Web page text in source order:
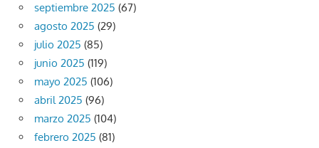
septiembre 2025 (67)
agosto 2025 (29)
julio 2025 (85)
junio 2025 (119)
mayo 2025 (106)
abril 2025 (96)
marzo 2025 (104)
febrero 2025 (81)